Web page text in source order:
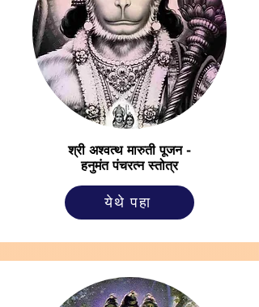
श्री अश्वत्थ मारुती पूजन -
हनुमंत पंचरत्न स्तोत्र
येथे पहा